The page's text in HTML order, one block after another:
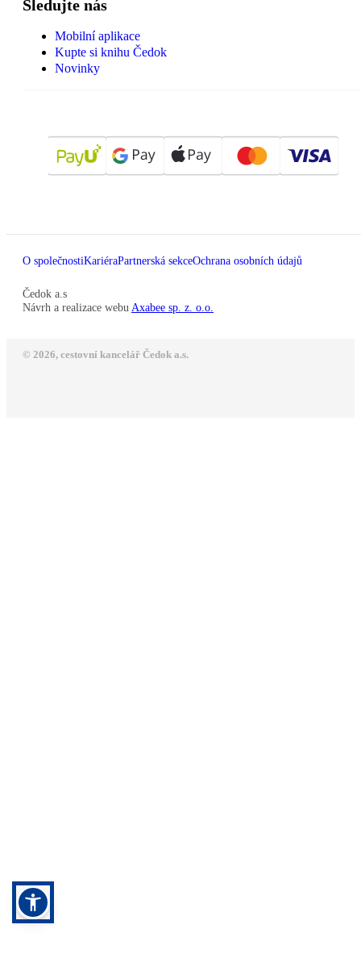
Sledujte nás
Mobilní aplikace
Kupte si knihu Čedok
Novinky
O společnostiKariéraPartnerská sekceOchrana osobních údajů
Čedok a.s
Návrh a realizace webu Axabee sp. z. o.o.
© 2026, cestovní kancelář Čedok a.s.